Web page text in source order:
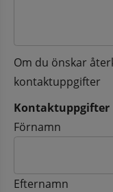
Om du önskar
kontaktuppgifter
Kontaktuppgifter
Kontaktuppgifter
Förnamn
Efternamn